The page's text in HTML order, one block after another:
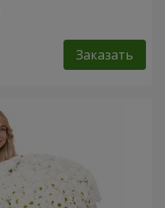
Заказать